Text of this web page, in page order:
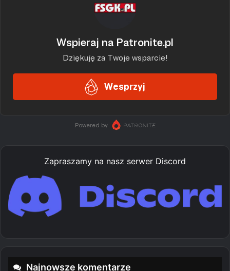
Zapraszamy na nasz serwer Discord
Najnowsze komentarze